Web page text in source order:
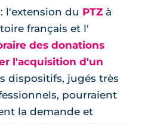
l'extension du PTZ à
français et l'
des donations
l'acquisition d'un
dispositifs, jugés très
pourraient
la demande et